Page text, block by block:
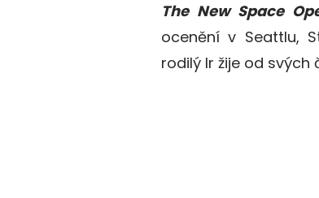
The New Space
ocenění v Seattlu,
rodilý Ir žije od svých